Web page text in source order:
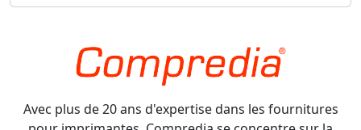
Avec plus de 20 ans d'expertise dans les fournitures